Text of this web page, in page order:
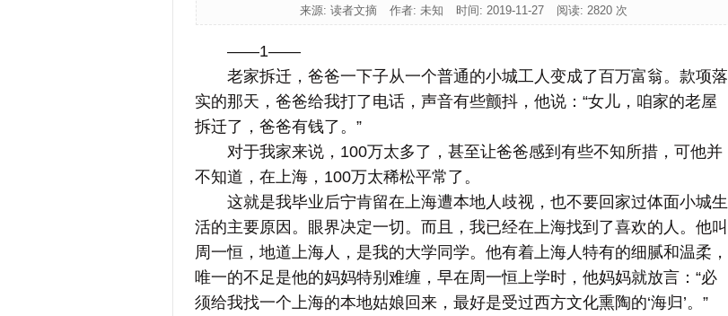
来源: 读者文摘 作者: 未知 时间: 2019-11-27 阅读: 2820 次
——1——
老家拆迁，爸爸一下子从一个普通的小城工人变成了百万富翁。款项落
实的那天，爸爸给我打了电话，声音有些颤抖，他说：“女儿，咱家的老屋
拆迁了，爸爸有钱了。”
对于我家来说，100万太多了，甚至让爸爸感到有些不知所措，可他并
不知道，在上海，100万太稀松平常了。
这就是我毕业后宁肯留在上海遭本地人歧视，也不要回家过体面小城生
活的主要原因。眼界决定一切。而且，我已经在上海找到了喜欢的人。他叫
周一恒，地道上海人，是我的大学同学。他有着上海人特有的细腻和温柔，
唯一的不足是他的妈妈特别难缠，早在周一恒上学时，他妈妈就放言：“必
须给我找一个上海的本地姑娘回来，最好是受过西方文化熏陶的‘海归’。”